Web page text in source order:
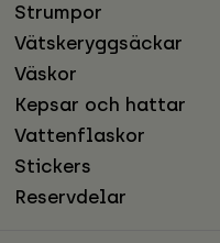
Strumpor
Vätskeryggsäckar
Väskor
Kepsar och hattar
Vattenflaskor
Stickers
Reservdelar